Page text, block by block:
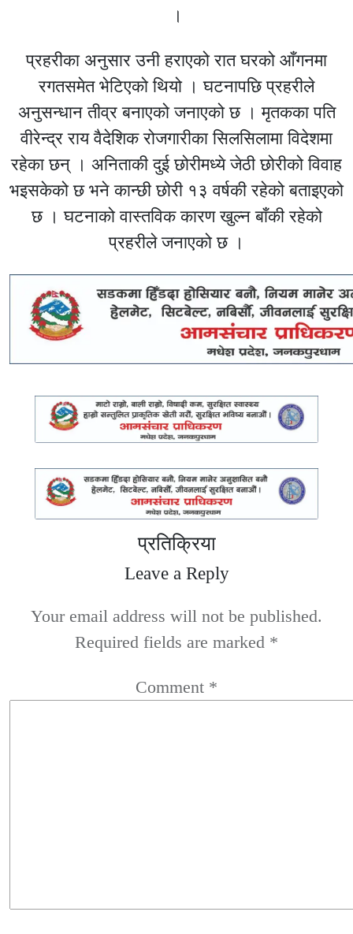
।
प्रहरीका अनुसार उनी हराएको रात घरको आँगनमा
रगतसमेत भेटिएको थियो । घटनापछि प्रहरीले
अनुसन्धान तीव्र बनाएको जनाएको छ । मृतकका पति
वीरेन्द्र राय वैदेशिक रोजगारीका सिलसिलामा विदेशमा
रहेका छन् । अनिताकी दुई छोरीमध्ये जेठी छोरीको विवाह
भइसकेको छ भने कान्छी छोरी १३ वर्षकी रहेको बताइएको
छ । घटनाको वास्तविक कारण खुल्न बाँकी रहेको
प्रहरीले जनाएको छ ।
प्रतिक्रिया
Leave a Reply
Your email address will not be published.
Required fields are marked *
Comment *